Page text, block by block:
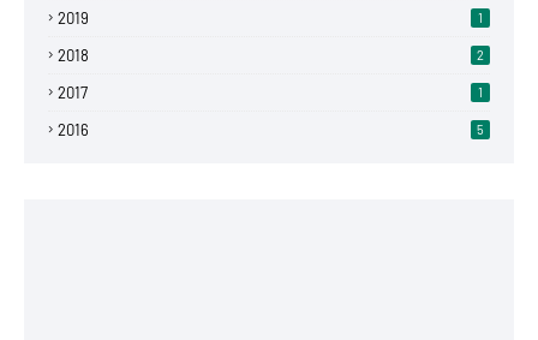
2019 1
2018 2
2017 1
2016 5